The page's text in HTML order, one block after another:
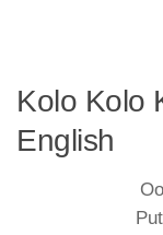
Kolo Kolo
English